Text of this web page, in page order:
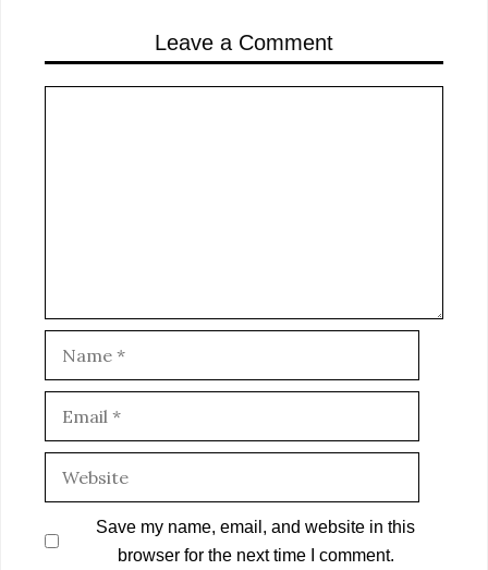
Leave a Comment
Save my name, email, and website in this
browser for the next time I comment.